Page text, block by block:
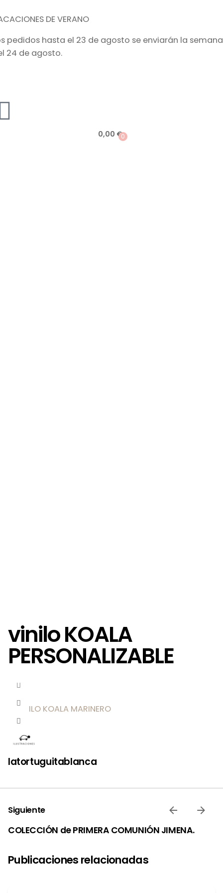
DE VERANO
pedidos hasta el 23 de agosto se enviarán la semana
24 de agosto.
0,00 €0
vinilo KOALA
PERSONALIZABLE
latortuguitablanca
Siguiente
COLECCIÓN de PRIMERA COMUNIÓN JIMENA.
Publicaciones relacionadas